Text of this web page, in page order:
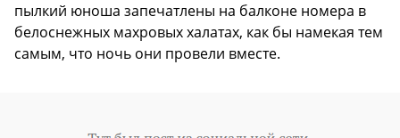
пылкий юноша запечатлены на балконе номера в
белоснежных махровых халатах, как бы намекая тем
самым, что ночь они провели вместе.